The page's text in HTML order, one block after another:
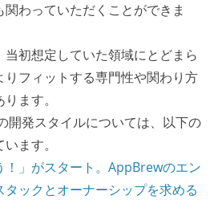
わっていただくことができま
初想定していた領域にとどまら
りフィットする専門性や関わり方
ます。
開発スタイルについては、以下の
ます。
！」がスタート。AppBrewのエン
タックとオーナーシップを求める